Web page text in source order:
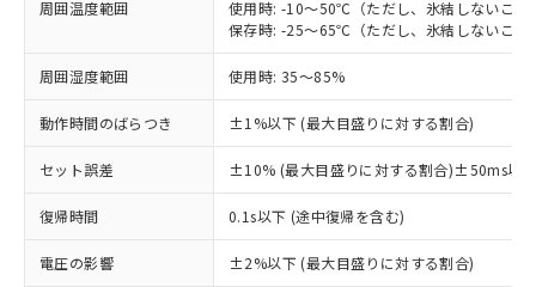
周囲温度範囲
使用時: -10～50℃（ただし、氷結しないこと
保存時: -25～65℃（ただし、氷結しないこと
周囲湿度範囲 使用時: 35～85%
動作時間のばらつき ±1%以下 (最大目盛りに対する割合)
セット誤差 ±10% (最大目盛りに対する割合)±50ms以下
復帰時間 0.1s以下 (途中復帰を含む)
電圧の影響 ±2%以下 (最大目盛りに対する割合)
※1 対応状況